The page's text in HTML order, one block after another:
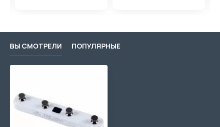
ВЫ СМОТРЕЛИ ПОПУЛЯРНЫЕ